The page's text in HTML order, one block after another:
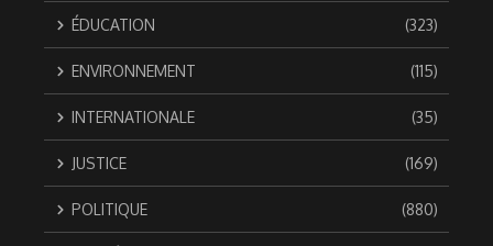
ÉDUCATION (323)
ENVIRONNEMENT (115)
INTERNATIONALE (35)
JUSTICE (169)
POLITIQUE (880)